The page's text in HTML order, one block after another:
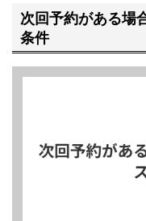
次回予約がある場
条件